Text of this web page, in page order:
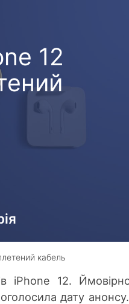
12
кабель
iPhone 12.
дату